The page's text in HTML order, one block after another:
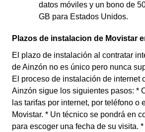
datos móviles y un bono de
GB para Estados Unidos.
Plazos de instalacion de Movistar
El plazo de instalación al contratar
de Ainzón no es único pero nunca
El proceso de instalación de internet
Ainzón sigue los siguientes pasos: *
las tarifas por internet, por teléfono o
Movistar. * Un técnico se pondrá en
para escoger una fecha de su visita.